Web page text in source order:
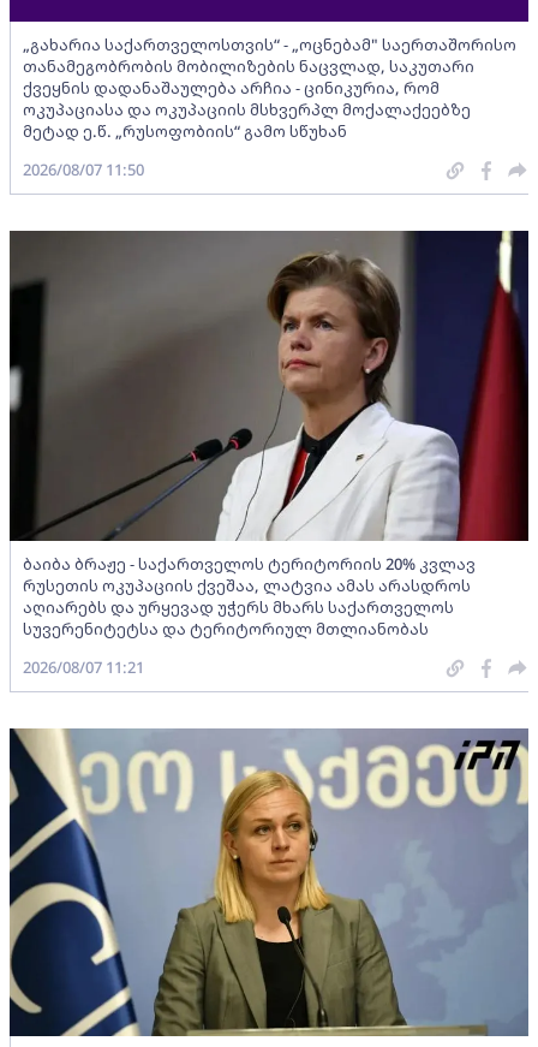
„გახარია საქართველოსთვის“ - „ოცნებამ" საერთაშორისო
თანამეგობრობის მობილიზების ნაცვლად, საკუთარი
ქვეყნის დადანაშაულება არჩია - ცინიკურია, რომ
ოკუპაციასა და ოკუპაციის მსხვერპლ მოქალაქეებზე
მეტად ე.წ. „რუსოფობიის“ გამო სწუხან
2026/08/07 11:50
ბაიბა ბრაჟე - საქართველოს ტერიტორიის 20% კვლავ
რუსეთის ოკუპაციის ქვეშაა, ლატვია ამას არასდროს
აღიარებს და ურყევად უჭერს მხარს საქართველოს
სუვერენიტეტსა და ტერიტორიულ მთლიანობას
2026/08/07 11:21